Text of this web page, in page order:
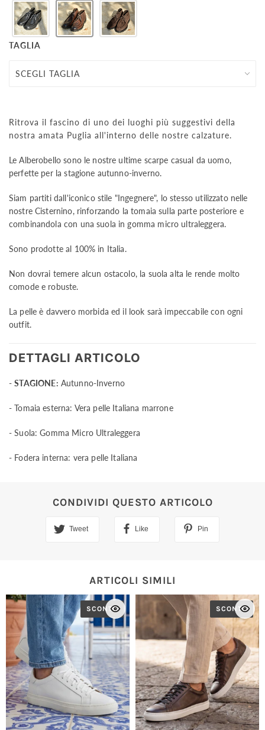
TAGLIA
Ritrova il fascino di uno dei luoghi più suggestivi della
nostra amata Puglia all'interno delle nostre calzature.
Le Alberobello sono le nostre ultime scarpe casual da uomo,
perfette per la stagione autunno-inverno.
Siam partiti dall'iconico stile "Ingegnere", lo stesso utilizzato nelle
nostre Cisternino, rinforzando la tomaia sulla parte posteriore e
combinandola con una suola in gomma micro ultraleggera.
Sono prodotte al 100% in Italia.
Non dovrai temere alcun ostacolo, la suola alta le rende molto
comode e robuste.
La pelle è davvero morbida ed il look sarà impeccabile con ogni
outfit.
DETTAGLI ARTICOLO
-STAGIONE: Autunno-Inverno
- Tomaia esterna: Vera pelle Italiana marrone
- Suola: Gomma Micro Ultraleggera
- Fodera interna: vera pelle Italiana
CONDIVIDI QUESTO ARTICOLO
Tweet Like Pin
ARTICOLI SIMILI
SCONTO SCONTO